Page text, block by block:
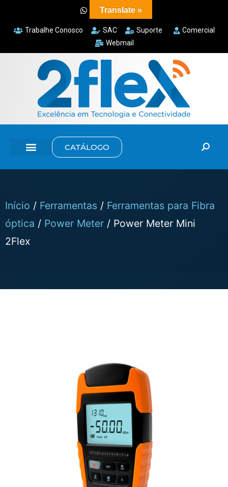
Trabalhe Conosco SAC Suporte
Comercial
Webmail
CATÁLOGO
Início / Ferramentas / Ferramentas para Fibra
óptica / Power Meter / Power Meter Mini
2Flex
Translate »